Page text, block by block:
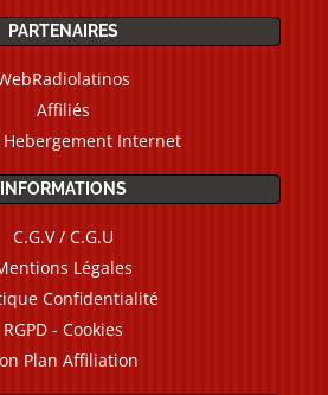
PARTENAIRES
Affiliés
Hebergement Internet
INFORMATIONS
C.G.V / C.G.U
Légales
Confidentialité
RGPD - Cookies
Plan Affiliation